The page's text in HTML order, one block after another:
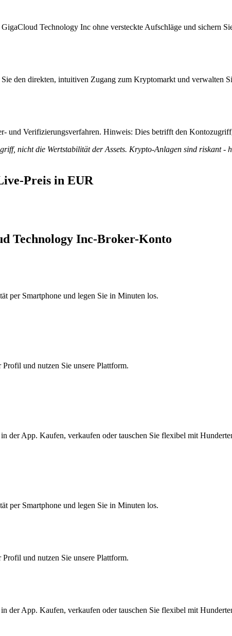
Technology Inc ohne versteckte Aufschläge und sichern
den direkten, intuitiven Zugang zum Kryptomarkt und verwalten
und Verifizierungsverfahren. Hinweis: Dies betrifft den
nicht die Wertstabilität der Assets. Krypto-Anlagen sind riskant -
Preis in EUR
Technology Inc-Broker-Konto
per Smartphone und legen Sie in Minuten los.
und nutzen Sie unsere Plattform.
der App. Kaufen, verkaufen oder tauschen Sie flexibel mit
per Smartphone und legen Sie in Minuten los.
und nutzen Sie unsere Plattform.
der App. Kaufen, verkaufen oder tauschen Sie flexibel mit